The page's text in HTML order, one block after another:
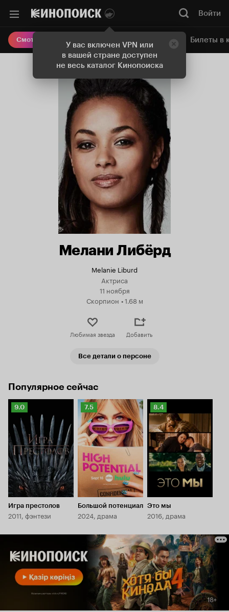
У вас включен VPN или
в вашей стране доступен
не весь каталог Кинопоиска
Войти
Смотреть кино Онлайн-кинотеатр Билеты в
Мелани Либёрд
Melanie Liburd
Актриса
11 ноября
Скорпион •1.68 м
Любимая звезда Добавить
Все детали о персоне
Популярное сейчас
Рейтинг
Кинопоиска
9.0
9.0
Игра престолов
2011, фэнтези
Рейтинг
Кинопоиска
7.5
7.5
Большой потенциал
2024, драма
Рейтинг
Кинопоиска
8.4
8.4
Это мы
2016, драма